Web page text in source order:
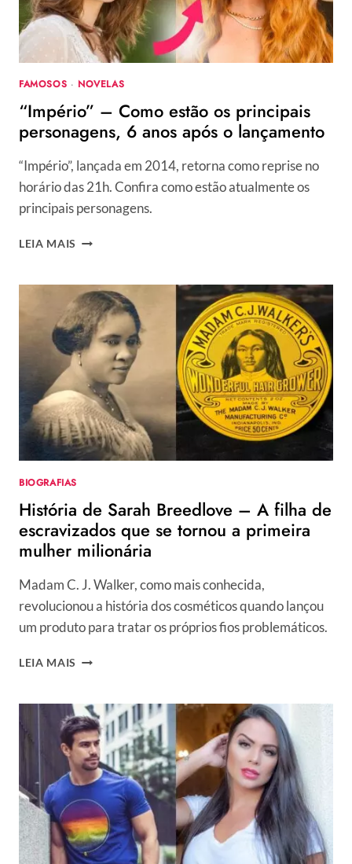
SURPREENDE
FÃS
FAMOSOS · NOVELAS
“Império” – Como estão os principais
personagens, 6 anos após o lançamento
“Império”, lançada em 2014, retorna como reprise no
horário das 21h. Confira como estão atualmente os
principais personagens.
LEIA MAIS “IMPÉRIO”
ESTÃO
OS
PRINCIPAIS
PERSONAGENS,
6
ANOS
APÓS
O
LANÇAMENTO
BIOGRAFIAS
História de Sarah Breedlove – A filha de
escravizados que se tornou a primeira
mulher milionária
Madam C. J. Walker, como mais conhecida,
revolucionou a história dos cosméticos quando lançou
um produto para tratar os próprios fios problemáticos.
LEIA MAIS HISTÓRIA
BREEDLOVE
–
A
FILHA
DE
ESCRAVIZADOS
QUE
SE
TORNOU
A